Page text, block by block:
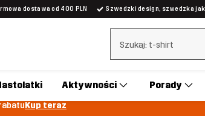
dostawa od 400 PLN Szwedzki design, szwedzka
Wyczyść wyszukiwanie
Aktywności Porady
Kup teraz